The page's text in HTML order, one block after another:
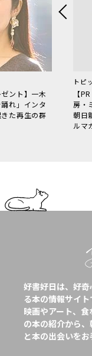
ント】一木
れ」インタ
た再生の群
トピ
【
房・
朝日
ルマ
好書好日は、好
る本の情報サイト
映画やアート、
の本の紹介から
と本の出会いをお